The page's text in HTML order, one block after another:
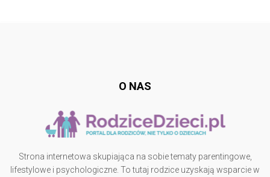
O NAS
Strona internetowa skupiająca na sobie tematy parentingowe,
lifestylowe i psychologiczne. To tutaj rodzice uzyskają wsparcie w